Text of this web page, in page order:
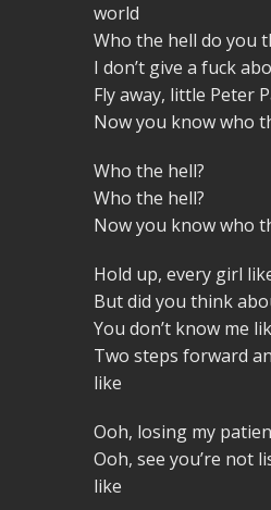
world
Who the hell do you
I don’t give a fuck
Fly away, little Peter
Now you know who
Who the hell?
Who the hell?
Now you know who
Hold up, every girl
But did you think
You don’t know me
Two steps forward
like
Ooh, losing my
Ooh, see you’re not
like